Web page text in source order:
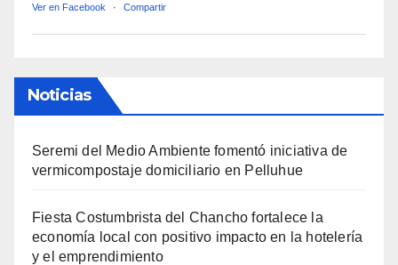
Ver en Facebook · Compartir
Noticias
Seremi del Medio Ambiente fomentó iniciativa de
vermicompostaje domiciliario en Pelluhue
Fiesta Costumbrista del Chancho fortalece la
economía local con positivo impacto en la hotelería
y el emprendimiento